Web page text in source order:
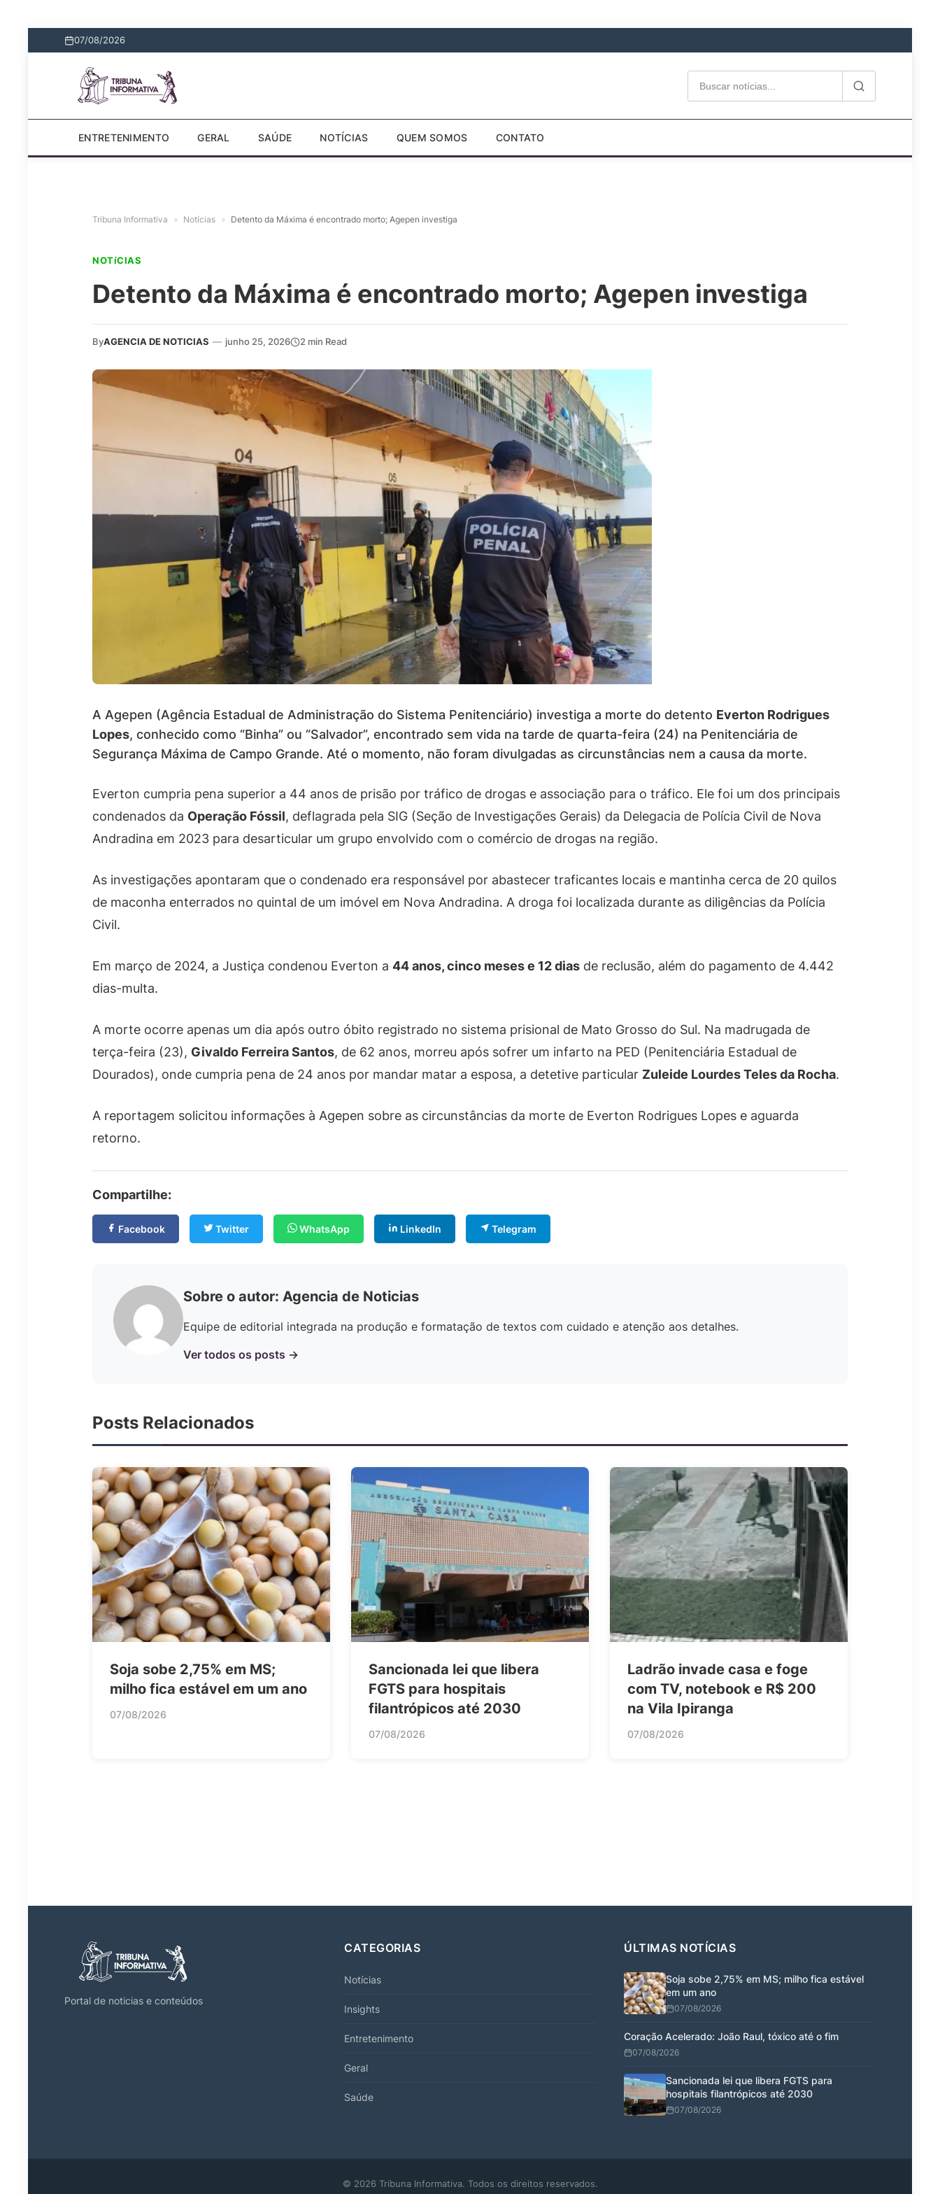
07/08/2026
ENTRETENIMENTO GERAL SAÚDE NOTÍCIAS QUEM SOMOS CONTATO
Tribuna Informativa » Notícias » Detento da Máxima é encontrado morto; Agepen investiga
NOTíCIAS
Detento da Máxima é encontrado morto; Agepen investiga
ByAGENCIA DE NOTICIAS — junho 25, 2026 2 min Read
A Agepen (Agência Estadual de Administração do Sistema Penitenciário) investiga a morte do detento Everton Rodrigues
Lopes, conhecido como “Binha” ou “Salvador”, encontrado sem vida na tarde de quarta-feira (24) na Penitenciária de
Segurança Máxima de Campo Grande. Até o momento, não foram divulgadas as circunstâncias nem a causa da morte.
Everton cumpria pena superior a 44 anos de prisão por tráfico de drogas e associação para o tráfico. Ele foi um dos principais
condenados da Operação Fóssil, deflagrada pela SIG (Seção de Investigações Gerais) da Delegacia de Polícia Civil de Nova
Andradina em 2023 para desarticular um grupo envolvido com o comércio de drogas na região.
As investigações apontaram que o condenado era responsável por abastecer traficantes locais e mantinha cerca de 20 quilos
de maconha enterrados no quintal de um imóvel em Nova Andradina. A droga foi localizada durante as diligências da Polícia
Civil.
Em março de 2024, a Justiça condenou Everton a 44 anos, cinco meses e 12 dias de reclusão, além do pagamento de 4.442
dias-multa.
A morte ocorre apenas um dia após outro óbito registrado no sistema prisional de Mato Grosso do Sul. Na madrugada de
terça-feira (23), Givaldo Ferreira Santos, de 62 anos, morreu após sofrer um infarto na PED (Penitenciária Estadual de
Dourados), onde cumpria pena de 24 anos por mandar matar a esposa, a detetive particular Zuleide Lourdes Teles da Rocha.
A reportagem solicitou informações à Agepen sobre as circunstâncias da morte de Everton Rodrigues Lopes e aguarda
retorno.
Compartilhe:
Facebook Twitter WhatsApp LinkedIn Telegram
Sobre o autor: Agencia de Noticias
Equipe de editorial integrada na produção e formatação de textos com cuidado e atenção aos detalhes.
Ver todos os posts →
Posts Relacionados
Soja sobe 2,75% em MS;
milho fica estável em um ano
07/08/2026
Sancionada lei que libera
FGTS para hospitais
filantrópicos até 2030
07/08/2026
Ladrão invade casa e foge
com TV, notebook e R$ 200
na Vila Ipiranga
07/08/2026
Portal de noticias e conteúdos
CATEGORIAS
Notícias
Insights
Entretenimento
Geral
Saúde
ÚLTIMAS NOTÍCIAS
Soja sobe 2,75% em MS; milho fica estável
em um ano
07/08/2026
Coração Acelerado: João Raul, tóxico até o fim
07/08/2026
Sancionada lei que libera FGTS para
hospitais filantrópicos até 2030
07/08/2026
© 2026 Tribuna Informativa. Todos os direitos reservados.